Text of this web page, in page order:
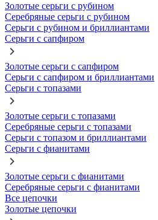
Золотые серьги с рубином
Серебряные серьги с рубином
Серьги с рубином и бриллиантами
Серьги с сапфиром
Золотые серьги с сапфиром
Серьги с сапфиром и бриллиантами
Серьги с топазами
Золотые серьги с топазами
Серебряные серьги с топазами
Серьги с топазом и бриллиантами
Серьги с фианитами
Золотые серьги с фианитами
Серебряные серьги с фианитами
Все цепочки
Золотые цепочки